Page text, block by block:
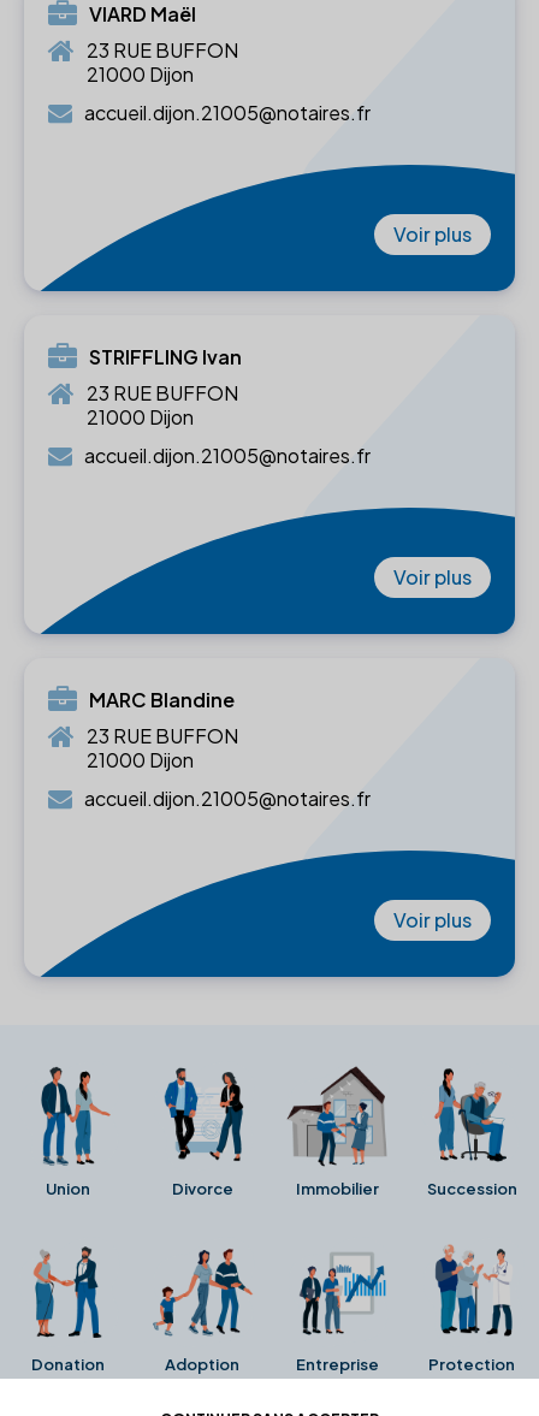
VIARD Maël
23 RUE BUFFON
21000 Dijon
accueil.dijon.21005@notaires.fr
Voir plus
STRIFFLING Ivan
23 RUE BUFFON
21000 Dijon
accueil.dijon.21005@notaires.fr
Voir plus
MARC Blandine
23 RUE BUFFON
21000 Dijon
accueil.dijon.21005@notaires.fr
Voir plus
Union Divorce Immobilier Succession
Donation Adoption Entreprise Protection